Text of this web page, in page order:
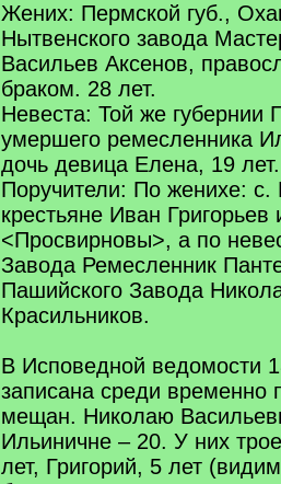
Жених: Пермской губ.,
Нытвенского завода
Васильев Аксенов,
браком. 28 лет.
Невеста: Той же губернии
умершего ремесленника
дочь девица Елена, 19 лет.
Поручители: По женихе:
крестьяне Иван
<Просвирновы>, а по
Завода Ремесленник
Пашийского Завода
Красильников.
В Исповедной ведомости
записана среди
мещан. Николаю
Ильиничне – 20. У них
лет, Григорий, 5 лет